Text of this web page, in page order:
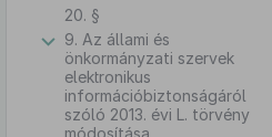
20. §
9. Az állami és
önkormányzati szervek
elektronikus
információbiztonságáról
szóló 2013. évi L. törvény
módosítása